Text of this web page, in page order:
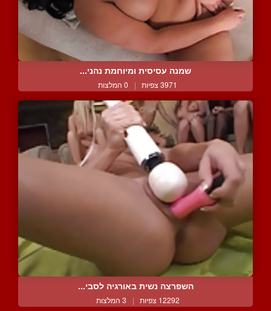
שמנה עסיסית ומיוחמת נהני...
3971 צפיות | 0 המלצות
השפרצה נשית באורגיה לסבי...
12292 צפיות | 3 המלצות